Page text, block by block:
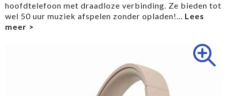
Sport
hoofdtelefoon met draadloze verbinding. Ze bieden tot
wel 50 uur muziek afspelen zonder opladen!...